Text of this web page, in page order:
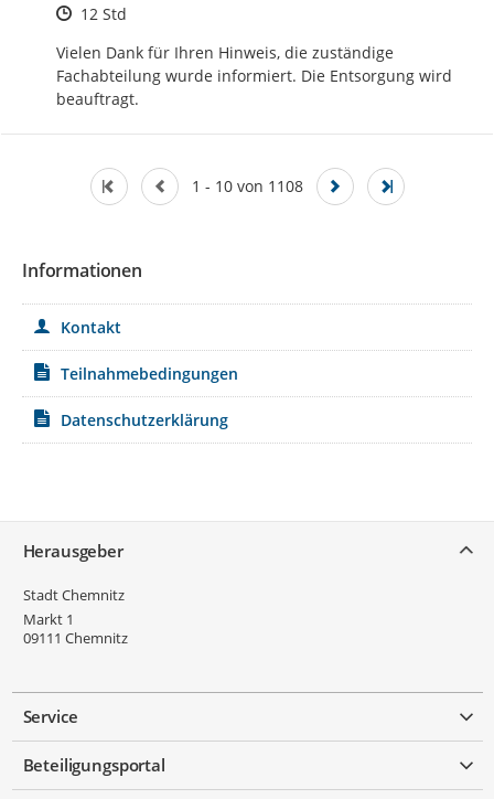
Zeitpunkt des Erstellens
12 Std
Vielen Dank für Ihren Hinweis, die zuständige
Fachabteilung wurde informiert. Die Entsorgung wird
beauftragt.
1 - 10 von 1108
Informationen
Kontakt
Teilnahmebedingungen
Datenschutzerklärung
Herausgeber
Stadt Chemnitz
Markt 1
09111 Chemnitz
Service
Beteiligungsportal